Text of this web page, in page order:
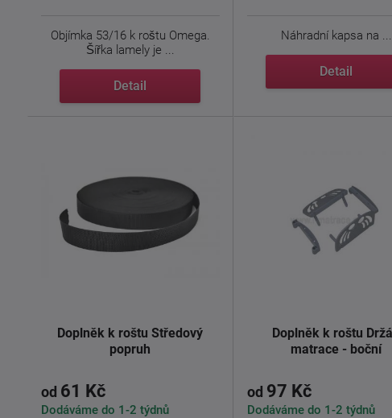
Objímka 53/16 k roštu Omega.
Šířka lamely je ...
Detail
Náhradní kapsa na ...
Detail
Doplněk k roštu Středový
popruh
od 61 Kč
Dodáváme do 1-2 týdnů
Doplněk k roštu
matrace - boční
od 97 Kč
Dodáváme do 1-2 týdnů